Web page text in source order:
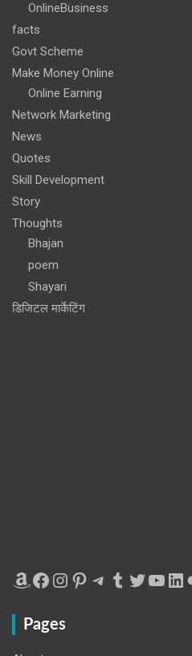
OnlineBusiness
facts
Govt Scheme
Make Money Online
Online Earning
Network Marketing
News
Quotes
Skill Development
Story
Thoughts
Bhajan
poem
Shayari
डिजिटल मार्केटिंग
Amazon
Facebook
Instagram
Pinterest
Telegram
Tumblr
Twitter
Pages